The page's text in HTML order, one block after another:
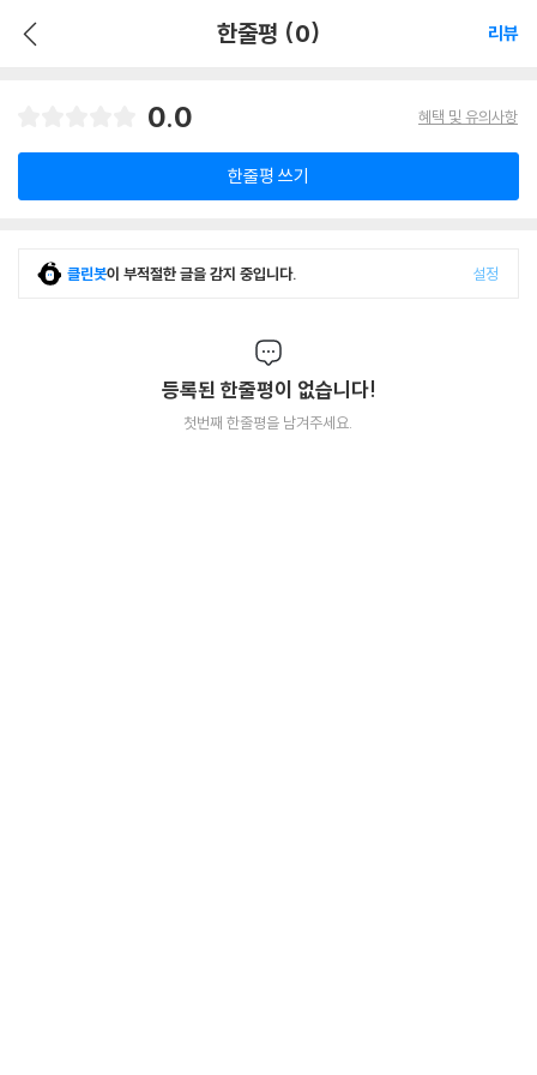
한줄평 (0) 리뷰
0.0 혜택 및 유의사항
한줄평 쓰기
클린봇이 부적절한 글을 감지 중입니다. 설정
등록된 한줄평이 없습니다!
첫번째 한줄평을 남겨주세요.